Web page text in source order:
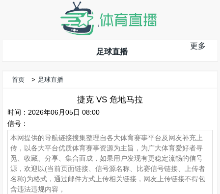
足球直播
更多
首页 > 足球直播
捷克 VS 危地马拉
时间：2026年06月05日 08:00
信号：
本网提供的导航链接搜集整理自各大体育赛事平台及网友补充上
传，以各大平台优质体育赛事资源为主旨，为广大体育爱好者寻
觅、收藏、分享、集合而成，如果用户发现有更稳定流畅的信号
源，欢迎以(当前页面链接、信号源名称、比赛信号链接、上传者
名称)为格式，通过邮件方式上传相关链接，网友上传链接不得包
含违法违规内容，